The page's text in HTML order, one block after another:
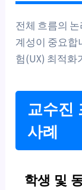
전체 흐름의
계성이 중요합
험(UX) 최적화
교수진
사례
학생 및